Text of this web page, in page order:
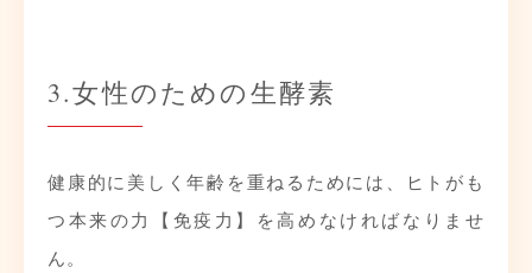
3.女性のための生酵素
健康的に美しく年齢を重ねるためには、ヒトがも
つ本来の力【免疫力】を高めなければなりませ
ん。